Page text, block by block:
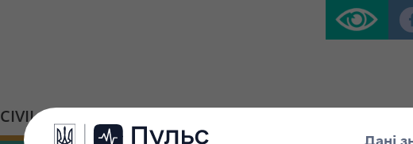
CIVIL PLATFORM